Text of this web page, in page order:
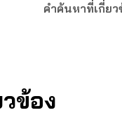
คำค้นหาที่เกี่ยว
ข้อง